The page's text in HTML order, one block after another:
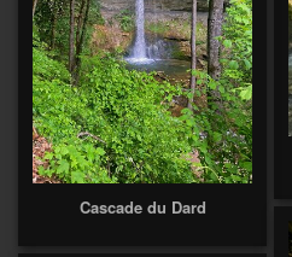
Cascade du Dard